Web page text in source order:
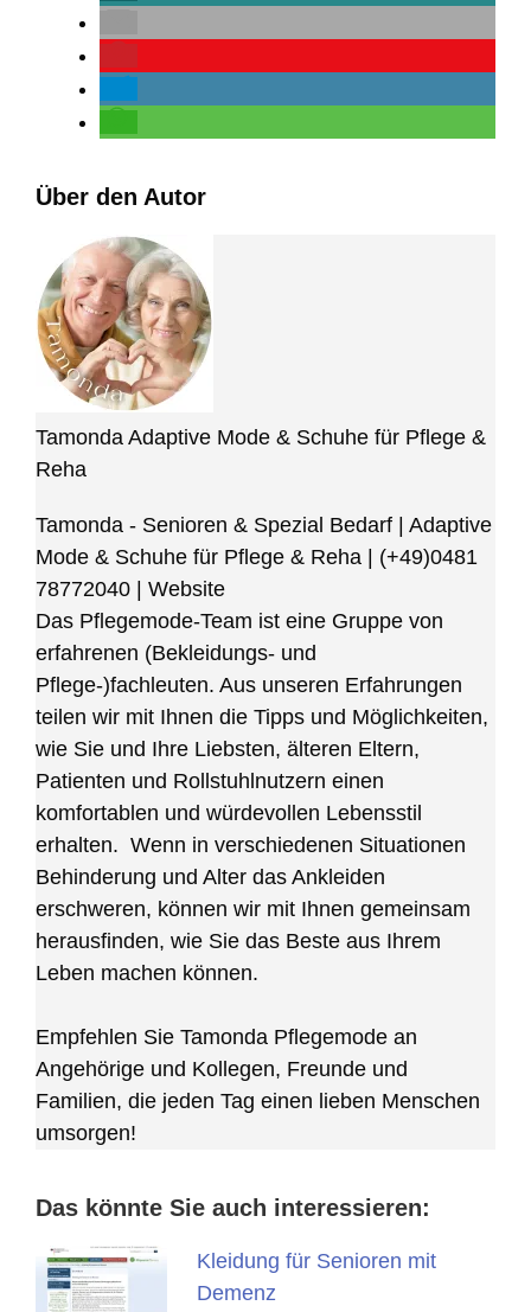
Über den Autor
Tamonda Adaptive Mode & Schuhe für Pflege &
Reha
Tamonda - Senioren & Spezial Bedarf | Adaptive
Mode & Schuhe für Pflege & Reha
(+49)0481
78772040
Website
Das Pflegemode-Team ist eine Gruppe von
erfahrenen (Bekleidungs- und
Pflege-)fachleuten. Aus unseren Erfahrungen
teilen wir mit Ihnen die Tipps und Möglichkeiten,
wie Sie und Ihre Liebsten, älteren Eltern,
Patienten und Rollstuhlnutzern einen
komfortablen und würdevollen Lebensstil
erhalten. Wenn in verschiedenen Situationen
Behinderung und Alter das Ankleiden
erschweren, können wir mit Ihnen gemeinsam
herausfinden, wie Sie das Beste aus Ihrem
Leben machen können.
Empfehlen Sie Tamonda Pflegemode an
Angehörige und Kollegen, Freunde und
Familien, die jeden Tag einen lieben Menschen
umsorgen!
Das könnte Sie auch interessieren:
Kleidung für Senioren mit
Demenz